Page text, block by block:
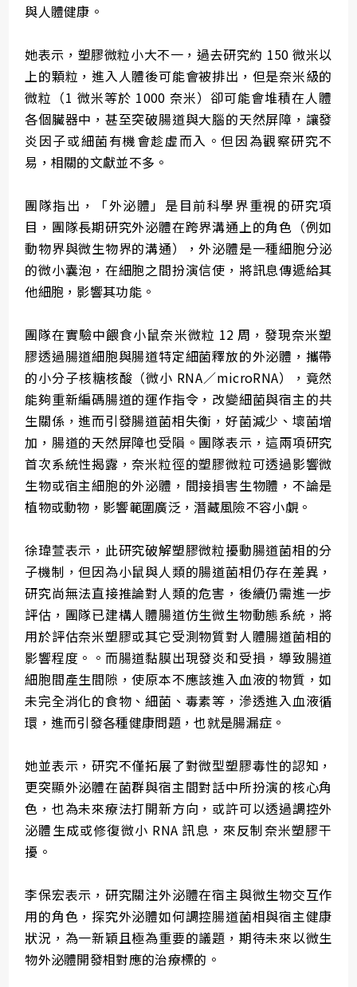
與人體健康。
她表示，塑膠微粒小大不一，過去研究約 150 微米以
上的顆粒，進入人體後可能會被排出，但是奈米級的
微粒（1 微米等於 1000 奈米）卻可能會堆積在人體
各個臟器中，甚至突破腸道與大腦的天然屏障，讓發
炎因子或細菌有機會趁虛而入。但因為觀察研究不
易，相關的文獻並不多。
團隊指出，「外泌體」是目前科學界重視的研究項
目，團隊長期研究外泌體在跨界溝通上的角色（例如
動物界與微生物界的溝通），外泌體是一種細胞分泌
的微小囊泡，在細胞之間扮演信使，將訊息傳遞給其
他細胞，影響其功能。
團隊在實驗中餵食小鼠奈米微粒 12 周，發現奈米塑
膠透過腸道細胞與腸道特定細菌釋放的外泌體，攜帶
的小分子核糖核酸（微小 RNA／microRNA），竟然
能夠重新編碼腸道的運作指令，改變細菌與宿主的共
生關係，進而引發腸道菌相失衡，好菌減少、壞菌增
加，腸道的天然屏障也受隕。團隊表示，這兩項研究
首次系統性揭露，奈米粒徑的塑膠微粒可透過影響微
生物或宿主細胞的外泌體，間接損害生物體，不論是
植物或動物，影響範圍廣泛，潛藏風險不容小覷。
徐瑋萱表示，此研究破解塑膠微粒擾動腸道菌相的分
子機制，但因為小鼠與人類的腸道菌相仍存在差異，
研究尚無法直接推論對人類的危害，後續仍需進一步
評估，團隊已建構人體腸道仿生微生物動態系統，將
用於評估奈米塑膠或其它受測物質對人體腸道菌相的
影響程度。。而腸道黏膜出現發炎和受損，導致腸道
細胞間產生間隙，使原本不應該進入血液的物質，如
未完全消化的食物、細菌、毒素等，滲透進入血液循
環，進而引發各種健康問題，也就是腸漏症。
她並表示，研究不僅拓展了對微型塑膠毒性的認知，
更突顯外泌體在菌群與宿主間對話中所扮演的核心角
色，也為未來療法打開新方向，或許可以透過調控外
泌體生成或修復微小 RNA 訊息，來反制奈米塑膠干
擾。
李保宏表示，研究關注外泌體在宿主與微生物交互作
用的角色，探究外泌體如何調控腸道菌相與宿主健康
狀況，為一新穎且極為重要的議題，期待未來以微生
物外泌體開發相對應的治療標的。